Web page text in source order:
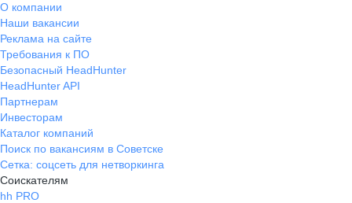
О компании
Наши вакансии
Реклама на сайте
Требования к ПО
Безопасный HeadHunter
HeadHunter API
Партнерам
Инвесторам
Каталог компаний
Поиск по вакансиям в Советске
Сетка: соцсеть для нетворкинга
Соискателям
hh PRO